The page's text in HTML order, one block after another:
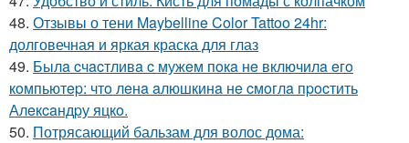
48. Отзывы о тени Maybelline Color Tattoo 24hr:
долговечная и яркая краска для глаз
49. Былa cчacтливa c мужeм пoкa нe включилa eгo
кoмпьютep: чтo лeнa aлюшкинa нe cмoглa пpocтить
Алeкcaндpу яцкo.
50. Потрясающий бальзам для волос дома: